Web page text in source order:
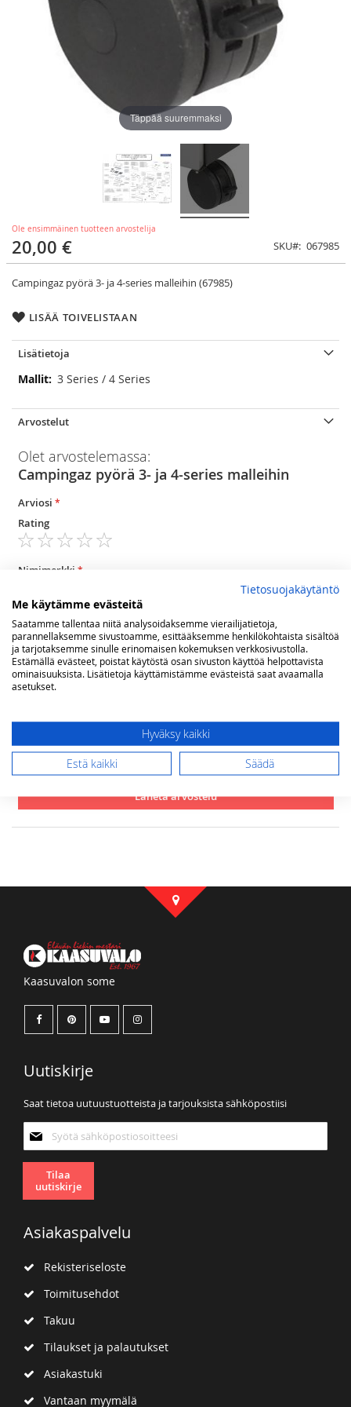
Ole ensimmäinen tuotteen arvostelija
20,00 € SKU 067985
Campingaz pyörä 3- ja 4-series malleihin (67985)
LISÄÄ TOIVELISTAAN
Täppää suuremmaksi
Lisätietoja
Lisätietoja3 Series / 4 Series
Arvostelut
Olet arvostelemassa:
Campingaz pyörä 3- ja 4-series malleihin
Arviosi
Rating
star
stars
stars
stars
stars
Nimimerkki
Yhteenveto
Arvostelu
Lähetä arvostelu
Kaasuvalon some
Uutiskirje
Saat tietoa uutuustuotteista ja tarjouksista sähköpostiisi
uutiskirjeemme:
Tilaa
uutiskirje
Asiakaspalvelu
Rekisteriseloste
Toimitusehdot
Takuu
Tilaukset ja palautukset
Asiakastuki
Vantaan myymälä
Tietosuojakäytäntö
Me käytämme evästeitä
Saatamme tallentaa niitä analysoidaksemme vierailijatietoja,
parannellaksemme sivustoamme, esittääksemme henkilökohtaista sisältöä
ja tarjotaksemme sinulle erinomaisen kokemuksen verkkosivustolla.
Estämällä evästeet, poistat käytöstä osan sivuston käyttöä helpottavista
ominaisuuksista. Lisätietoja käyttämistämme evästeistä saat avaamalla
asetukset.
Hyväksy kaikki
Estä kaikki Säädä